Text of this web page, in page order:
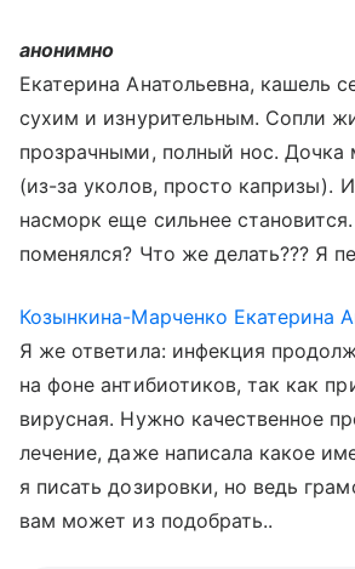
анонимно
Екатерина Анатольевна, кашель
сухим и изнурительным. Сопли
прозрачными, полный нос. Дочка
(из-за уколов, просто капризы).
насморк еще сильнее
поменялся? Что же делать??? Я
Козынкина-Марченко Екатерина
Я же ответила: инфекция
на фоне антибиотиков, так как
вирусная. Нужно качественное
лечение, даже написала какое
я писать дозировки, но ведь
вам может из подобрать..